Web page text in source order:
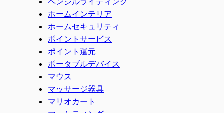
ホームインテリア
ホームセキュリティ
ポイントサービス
ポイント還元
ポータブルデバイス
マウス
マッサージ器具
マリオカート